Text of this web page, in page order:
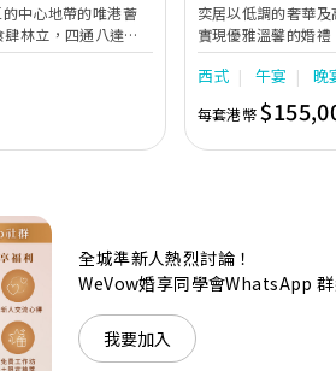
中心地帶的唯港薈
肆林立，四通八達，
，成為一眾準新人舉
策劃統籌至所有婚宴
保證讓您留下獨特的
宴會廳，配
設備配套，並採用極
ICON），多個風
各準新人的個性及預
別日子，令賓客永誌
奕居以低調的奢華
實現優雅溫馨的婚
日子，我們的專業
西式 午宴 晚
每套港幣
全城準新人熱烈討論！
WeVow婚享同學會WhatsApp
我要加入